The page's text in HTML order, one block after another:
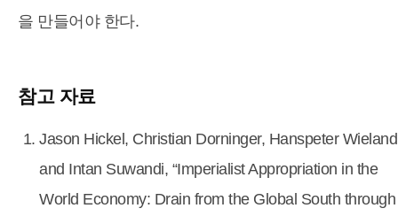
을 만들어야 한다.
참고 자료
Jason Hickel, Christian Dorninger, Hanspeter
and Intan Suwandi, “Imperialist Appropriation in the
World Economy: Drain from the Global South through